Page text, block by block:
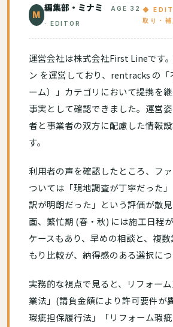
M
編集部・ミナミ AGE 32
· EDITOR
◆
取り・補
運営会社は株式会社First Lineです
ン を運営しており、rentracks の「
ーム）」カテゴリにおいて提携を
事実として確認できました。運営
者と事業者の双方に配慮した情報
す。
利用者の声を確認したところ、フ
ついては「現地調査が丁寧だった
訳が明朗だった」という評価が散
面、繁忙期 (春・秋) には施工日程
ケースもあり、早めの相談と、複
もり比較が、納得感のある選択につ
実務的な視点で見ると、リフォー
業法」(請負金額により許可要件が
瑕疵担保履行法」「リフォーム瑕